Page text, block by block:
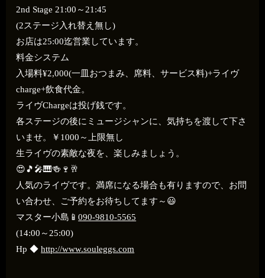
2nd Stage 21:00～21:45
(2ステージ入れ替え無し)
お店は25:00迄営業しています。
料金システム
入場料¥2,000(一皿おつまみ、席料、サービス料)+ライヴ
charge+飲食代金。
ライヴChargeは投げ銭です。
各ステージの後にミュージシャンに、気持ちを渡して下さ
いませ。￥1000～上限無し
生ライヴの素敵な夜を、楽しみましょう。
😍🎵🎤🎹🍻🍷🥂
人気のライヴです。満席になる場合も有りますので、お問
い合わせ、ご予約をお待ちしてます～😃
マスター小島📱090-9810-5565
(14:00～25:00)
Hp ◆http://www.souleggs.com